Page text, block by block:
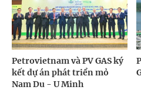
Petrovietnam và PV GAS ký
kết dự án phát triển mỏ
Nam Du - U Minh